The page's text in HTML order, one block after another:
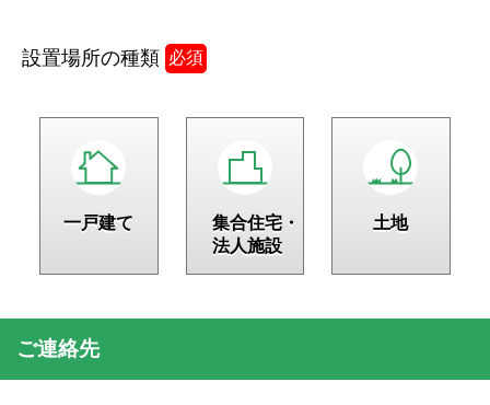
設置場所の種類 必須
一戸建て
集合住宅・
法人施設
土地
ご連絡先